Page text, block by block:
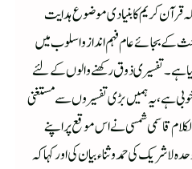
قرآن کریم کا بنیادی موضوع ہدایت
کے بجائے عام فہم انداز و اسلوب میں
گیا ہے۔تفسیری ذوق رکھنے والوں کے لئے
ہے، یہ ہمیں بڑی تفسیروں سے مستغنی
قاسمی شمسی نے اس موقع پر اپنے
کی حمدوثناء بیان کی اور کہا کہ